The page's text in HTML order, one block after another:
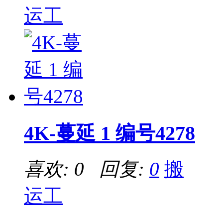
运工
4K-蔓延 1 编号4278
喜欢: 0 回复: 0 搬
运工